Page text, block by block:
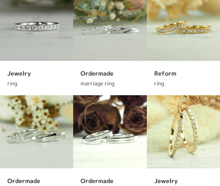
Jewelry
ring
Ordermade
marriage ring
Reform
ring
Ordermade Ordermade Jewelry